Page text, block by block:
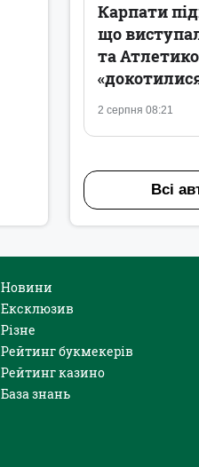
2 серпня 08:21
Карпати
що
та
Всі
Новини
Ексклюзив
Різне
Рейтинг букмекерів
Рейтинг казино
База знань